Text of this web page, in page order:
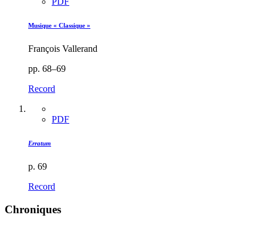
Musique « Classique »
François Vallerand
pp. 68–69
Record
PDF
Erratum
p. 69
Record
Chroniques